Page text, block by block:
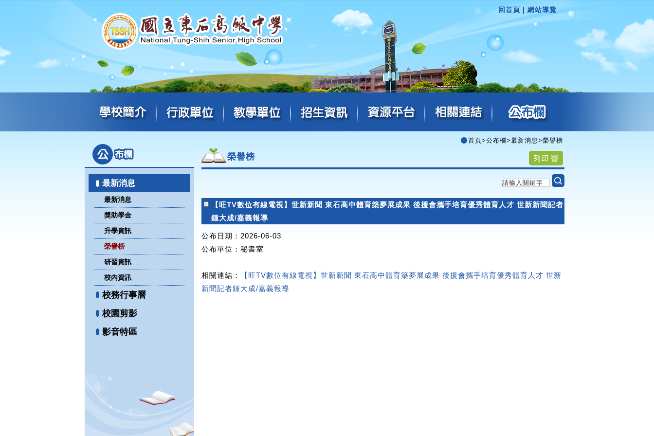
回首頁 網站導覽
最新消息
最新消息
獎助學金
升學資訊
榮譽榜
研習資訊
校內資訊
校務行事曆
校園剪影
影音特區
首頁>公布欄>最新消息>榮譽榜
榮譽榜
【旺TV數位有線電視】世新新聞 東石高中體育築夢展成果 後援會攜手培育優秀體育人才 世新新聞記者
鍾大成/嘉義報導
公布日期：2026-06-03
公布單位 ：秘書室
相關連結：
【旺TV數位有線電視】世新新聞 東石高中體育築夢展成果 後援會攜手培育優秀體育人才 世新
新聞記者鍾大成/嘉義報導